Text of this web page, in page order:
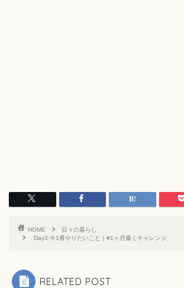
HOME
日々の暮らし
Day3:今1番やりたいこと｜#1ヶ月書くチャレンジ
RELATED POST